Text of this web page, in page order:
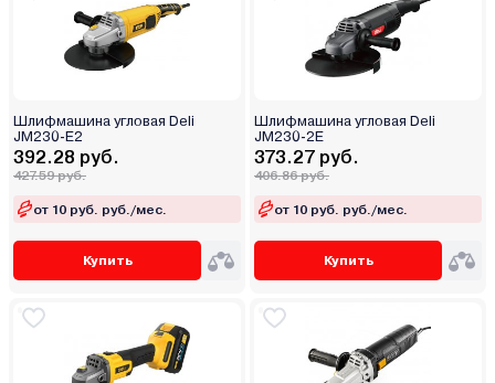
Шлифмашина угловая Deli
JM230-E2
392.28 руб.
427.59 руб.
от 10 руб. руб./мес.
Купить
Шлифмашина угловая Deli
JM230-2E
373.27 руб.
406.86 руб.
от 10 руб. руб./мес.
Купить